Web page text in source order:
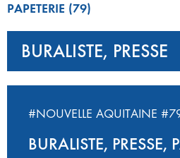
PAPETERIE (79)
BURALISTE, PRESSE
#NOUVELLE AQUITAINE
BURALISTE, PRESSE,